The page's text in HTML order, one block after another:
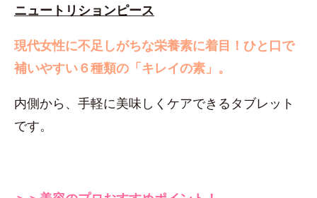
ニュートリションピース
現代女性に不足しがちな栄養素に着目！ ひと口で
補いやすい６種類の「キレイの素」。
内側から、手軽に美味しくケアできるタブレット
です。